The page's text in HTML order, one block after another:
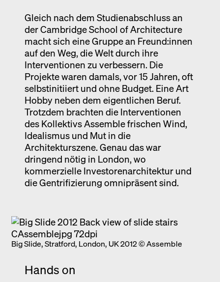
Gleich nach dem Studienabschluss an
der Cambridge School of Architecture
macht sich eine Gruppe an Freund:innen
auf den Weg, die Welt durch ihre
Interventionen zu verbessern. Die
Projekte waren damals, vor 15 Jahren, oft
selbstinitiiert und ohne Budget. Eine Art
Hobby neben dem eigentlichen Beruf.
Trotzdem brachten die Interventionen
des Kollektivs Assemble frischen Wind,
Idealismus und Mut in die
Architekturszene. Genau das war
dringend nötig in London, wo
kommerzielle Investorenarchitektur und
die Gentrifizierung omnipräsent sind.
Big Slide, Stratford, London, UK 2012 © Assemble
Hands on